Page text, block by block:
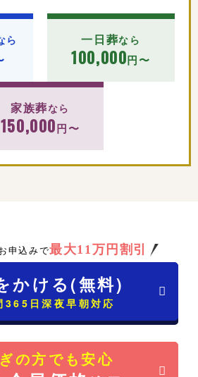
ら 一日葬なら
100,000円〜
家族葬 なら
150,000円〜
申込みで最大11万円割引
かける(無料)
365日深夜早朝対応
の方でも安心